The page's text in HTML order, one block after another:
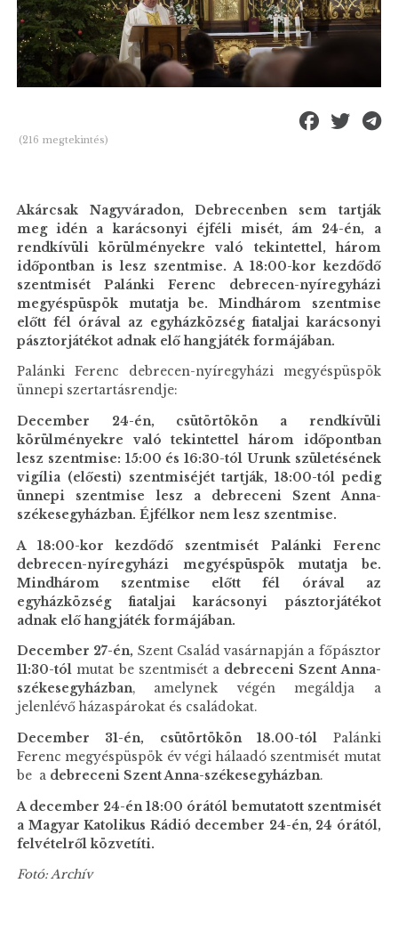
(216 megtekintés)
Akárcsak Nagyváradon, Debrecenben sem tartják
meg idén a karácsonyi éjféli misét, ám 24-én, a
rendkívüli körülményekre való tekintettel, három
időpontban is lesz szentmise. A 18:00-kor kezdődő
szentmisét Palánki Ferenc debrecen-nyíregyházi
megyéspüspök mutatja be. Mindhárom szentmise
előtt fél órával az egyházközség fiataljai karácsonyi
pásztorjátékot adnak elő hangjáték formájában.
Palánki Ferenc debrecen-nyíregyházi megyéspüspök
ünnepi szertartásrendje:
December 24-én, csütörtökön a rendkívüli
körülményekre való tekintettel három időpontban
lesz szentmise: 15:00 és 16:30-tól Urunk születésének
vigília (előesti) szentmiséjét tartják, 18:00-tól pedig
ünnepi szentmise lesz a debreceni Szent Anna-
székesegyházban. Éjfélkor nem lesz szentmise.
A 18:00-kor kezdődő szentmisét Palánki Ferenc
debrecen-nyíregyházi megyéspüspök mutatja be.
Mindhárom szentmise előtt fél órával az
egyházközség fiataljai karácsonyi pásztorjátékot
adnak előhangjáték formájában.
December 27-én, Szent Család vasárnapján a főpásztor
11:30-tól mutat be szentmisét a debreceni Szent Anna-
székesegyházban, amelynek végén megáldja a
jelenlévő házaspárokat és családokat.
December 31-én, csütörtökön 18.00-tól Palánki
Ferenc megyéspüspök év végi hálaadó szentmisét mutat
be a debreceni Szent Anna-székesegyházban.
A december 24-én 18:00 órától bemutatott szentmisét
a Magyar Katolikus Rádió december 24-én, 24 órától,
felvételről közvetíti.
Fotó: Archív